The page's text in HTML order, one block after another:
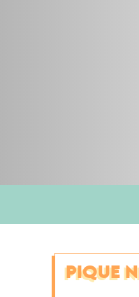
PIQUE